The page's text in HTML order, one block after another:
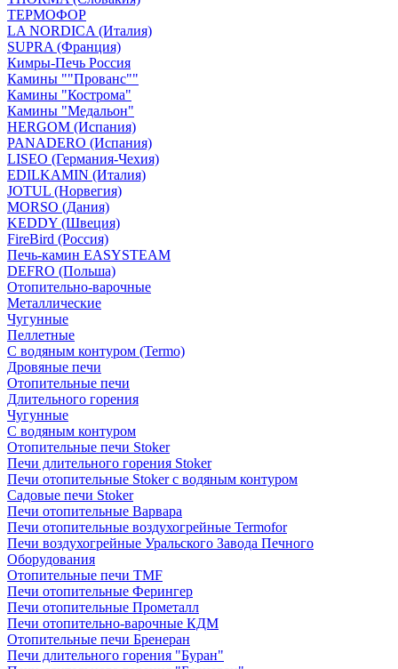
ТЕРМОФОР
LA NORDICA (Италия)
SUPRA (Франция)
Кимры-Печь Россия
Камины ""Прованс""
Камины "Кострома"
Камины "Медальон"
HERGOM (Испания)
PANADERO (Испания)
LISEO (Германия-Чехия)
EDILKAMIN (Италия)
JOTUL (Норвегия)
MORSO (Дания)
KEDDY (Швеция)
FireBird (Россия)
Печь-камин EASYSTEAM
DEFRO (Польша)
Отопительно-варочные
Металлические
Чугунные
Пеллетные
С водяным контуром (Termo)
Дровяные печи
Отопительные печи
Длительного горения
Чугунные
C водяным контуром
Отопительные печи Stoker
Печи длительного горения Stoker
Печи отопительные Stoker с водяным контуром
Садовые печи Stoker
Печи отопительные Варвара
Печи отопительные воздухогрейные Termofor
Печи воздухогрейные Уральского Завода Печного
Оборудования
Отопительные печи TMF
Печи отопительные Ферингер
Печи отопительные Прометалл
Печи отопительно-варочные КДМ
Отопительные печи Бренеран
Печи длительного горения "Буран"